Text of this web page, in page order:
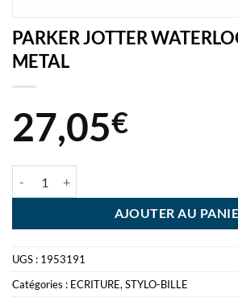
PARKER JOTTER
METAL
27,05€
AJOUTER AU
UGS : 1953191
Catégories : ECRITURE, STYLO-BILLE